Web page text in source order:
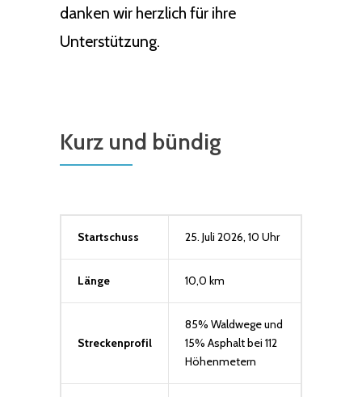
danken wir herzlich für ihre
Unterstützung.
Kurz und bündig
Startschuss 25. Juli 2026, 10 Uhr
Länge 10,0 km
Streckenprofil
85% Waldwege und
15% Asphalt bei 112
Höhenmetern